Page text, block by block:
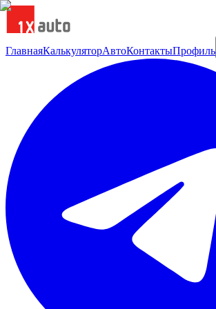
ГлавнаяКалькуляторАвтоКонтактыПрофиль